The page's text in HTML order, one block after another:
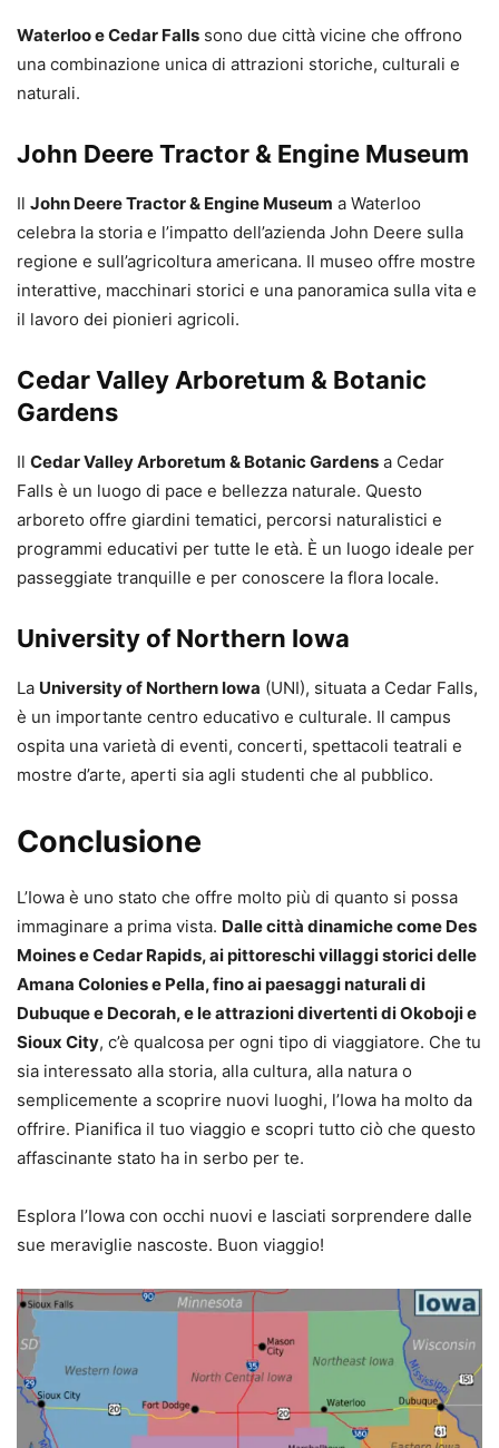
Waterloo e Cedar Falls sono due città vicine che offrono
una combinazione unica di attrazioni storiche, culturali e
naturali.
John Deere Tractor & Engine Museum
Il John Deere Tractor & Engine Museum a Waterloo
celebra la storia e l’impatto dell’azienda John Deere sulla
regione e sull’agricoltura americana. Il museo offre mostre
interattive, macchinari storici e una panoramica sulla vita e
il lavoro dei pionieri agricoli.
Cedar Valley Arboretum & Botanic
Gardens
Il Cedar Valley Arboretum & Botanic Gardens a Cedar
Falls è un luogo di pace e bellezza naturale. Questo
arboreto offre giardini tematici, percorsi naturalistici e
programmi educativi per tutte le età. È un luogo ideale per
passeggiate tranquille e per conoscere la flora locale.
University of Northern Iowa
La University of Northern Iowa (UNI), situata a Cedar Falls,
è un importante centro educativo e culturale. Il campus
ospita una varietà di eventi, concerti, spettacoli teatrali e
mostre d’arte, aperti sia agli studenti che al pubblico.
Conclusione
L’Iowa è uno stato che offre molto più di quanto si possa
immaginare a prima vista. Dalle città dinamiche come Des
Moines e Cedar Rapids, ai pittoreschi villaggi storici delle
Amana Colonies e Pella, fino ai paesaggi naturali di
Dubuque e Decorah, e le attrazioni divertenti di Okoboji e
Sioux City, c’è qualcosa per ogni tipo di viaggiatore. Che tu
sia interessato alla storia, alla cultura, alla natura o
semplicemente a scoprire nuovi luoghi, l’Iowa ha molto da
offrire. Pianifica il tuo viaggio e scopri tutto ciò che questo
affascinante stato ha in serbo per te.
Esplora l’Iowa con occhi nuovi e lasciati sorprendere dalle
sue meraviglie nascoste. Buon viaggio!